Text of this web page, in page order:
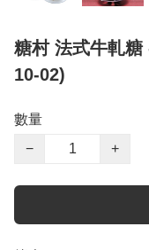
糖村 法式牛軋
10-02)
數量
−
+